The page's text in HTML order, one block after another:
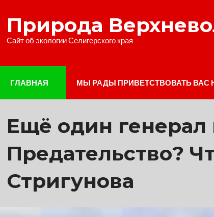
Природа
Сайт об экологии Селигерского края
ГЛАВНАЯ МЫ РАДЫ ПРИВЕТСТВОВАТЬ ВАС
Ещё один генерал
Предательство?
Стригунова